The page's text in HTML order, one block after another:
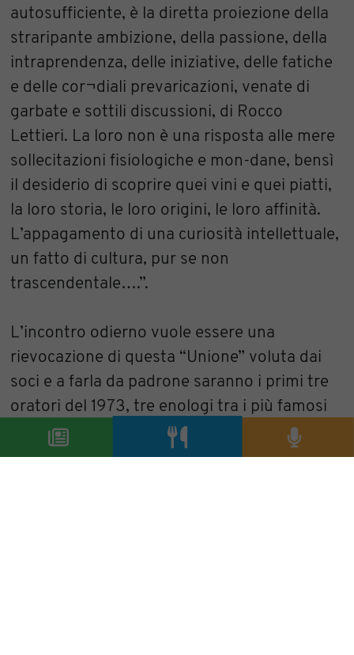
autosufficiente, è la diretta proiezione della
straripante ambizione, della passione, della
intraprendenza, delle iniziative, delle fatiche
e delle cor¬diali prevaricazioni, venate di
garbate e sottili discussioni, di Rocco
Lettieri. La loro non è una risposta alle mere
sollecitazioni fisiologiche e mon-dane, bensì
il desiderio di scoprire quei vini e quei piatti,
la loro storia, le loro origini, le loro affinità.
L’appagamento di una curiosità intellettuale,
un fatto di cultura, pur se non
trascendentale….”.
L’incontro odierno vuole essere una
rievocazione di questa “Unione” voluta dai
soci e a farla da padrone saranno i primi tre
oratori del 1973, tre enologi tra i più famosi
d’Italia: Giorgio Grai, Vittorio Fiore e Mattia
Vezzola. Un incontro che sarà salutato da un